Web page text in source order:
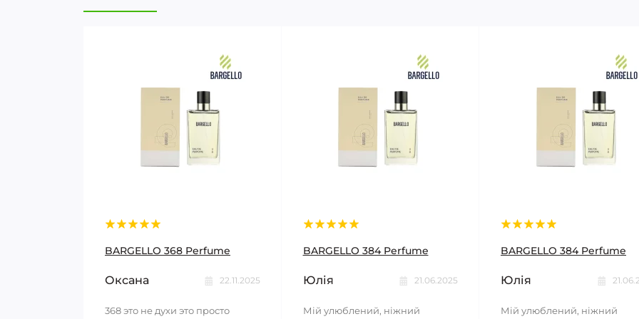
BARGELLO 368 Perfume
Оксана 22.11.2025
368 это не духи это просто
BARGELLO 384 Perfume
Юлія 21.06.2025
Мій улюблений, ніжний
BARGELLO 384 Perfume
Юлія
Мій улюблений, ніжний